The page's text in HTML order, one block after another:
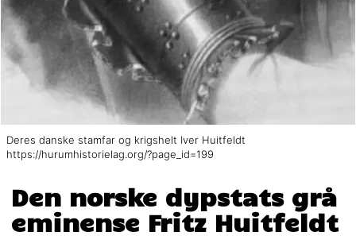
Deres danske stamfar og krigshelt Iver Huitfeldt
https://hurumhistorielag.org/?page_id=199
Den norske dypstats grå
eminense Fritz Huitfeldt